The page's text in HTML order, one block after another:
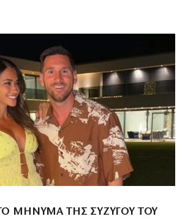
ΜΉΝΥΜΑ ΤΗΣ ΣΥΖΎΓΟΥ ΤΟΥ